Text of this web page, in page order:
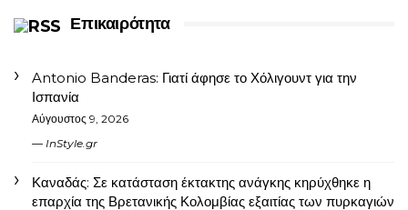
Επικαιρότητα
Antonio Banderas: Γιατί άφησε το Χόλιγουντ για την
Ισπανία
Αύγουστος 9, 2026
InStyle.gr
Καναδάς: Σε κατάσταση έκτακτης ανάγκης κηρύχθηκε η
επαρχία της Βρετανικής Κολομβίας εξαιτίας των πυρκαγιών